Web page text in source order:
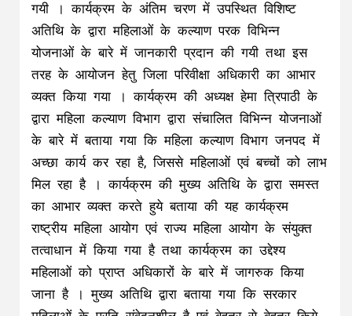
गयी । कार्यक्रम के अंतिम चरण में उपस्थित विशिष्ट
अतिथि के द्वारा महिलाओं के कल्याण परक विभिन्न
योजनाओं के बारे में जानकारी प्रदान की गयी तथा इस
तरह के आयोजन हेतु जिला परिवीक्षा अधिकारी का आभार
व्यक्त किया गया । कार्यक्रम की अध्यक्ष हेमा त्रिपाठी के
द्वारा महिला कल्याण विभाग द्वारा संचालित विभिन्न योजनाओं
के बारे में बताया गया कि महिला कल्याण विभाग जनपद में
अच्छा कार्य कर रहा है, जिससे महिलाओं एवं बच्चों को लाभ
मिल रहा है । कार्यक्रम की मुख्य अतिथि के द्वारा समस्त
का आभार व्यक्त करते हुये बताया की यह कार्यक्रम
राष्ट्रीय महिला आयोग एवं राज्य महिला आयोग के संयुक्त
तत्वाधान में किया गया है तथा कार्यक्रम का उद्देश्य
महिलाओं को प्राप्त अधिकारों के बारे में जागरुक किया
जाना है । मुख्य अतिथि द्वारा बताया गया कि सरकार